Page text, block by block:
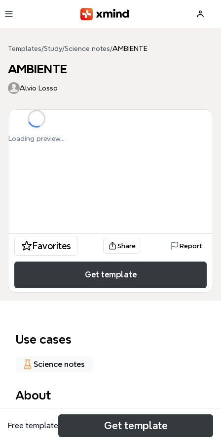
Templates/Study/Science notes/AMBIENTE
AMBIENTE
Alvio Losso
Loading preview...
Favorites Share Report
Get template
Use cases
Science notes
About
La mappa mentale 'AMBIENTE' di Xmind è un
template didattico che esplora il concetto di
Free template Get template